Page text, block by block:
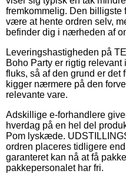
fremkommelig. Den billigste
være at hente ordren selv,
befinder dig i nærheden af
Leveringshastigheden på
Boho Party er rigtig
fluks, så af den grund er det
kigger nærmere på den
relevante vare.
Adskillige e-forhandlere
hverdag på en hel del
Pom lyskæde.
ordren placeres tidligere
garanteret kan nå at få
pakkepersonalet har fri.